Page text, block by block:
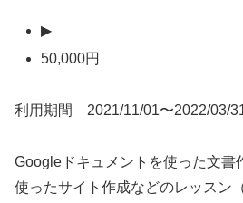
▶
50,000円
利用期間 2021/11/01〜2022/03/
Googleドキュメントを使った文書
使ったサイト作成などのレッスン